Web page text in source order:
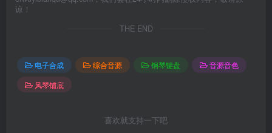
谅！
THE END
电子合成 综合音源 钢琴键盘
音源音色
风琴铺底
喜欢就支持一下吧